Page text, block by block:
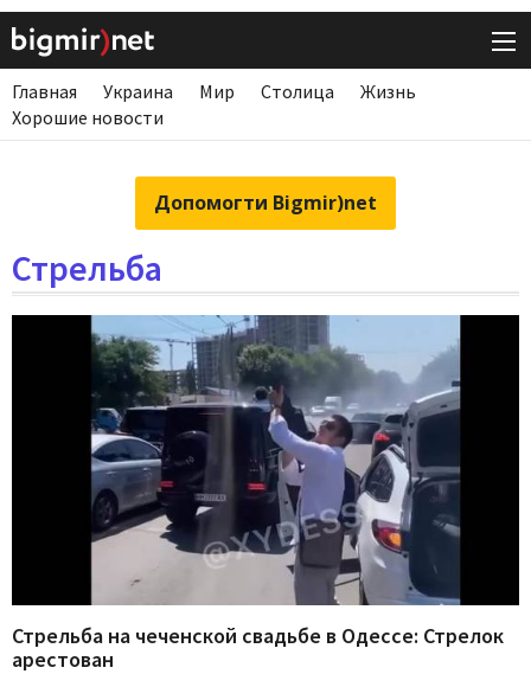
Главная Украина Мир Столица
Жизнь
Хорошие новости
Допомогти Bigmir)net
Стрельба
Стрельба на чеченской свадьбе в Одессе: Стрелок
арестован